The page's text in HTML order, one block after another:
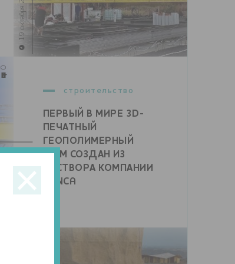
19 октября 2023
строительство
ПЕРВЫЙ В МИРЕ 3D-
ПЕЧАТНЫЙ
ГЕОПОЛИМЕРНЫЙ
ДОМ СОЗДАН ИЗ
РАСТВОРА КОМПАНИИ
RENCA
0